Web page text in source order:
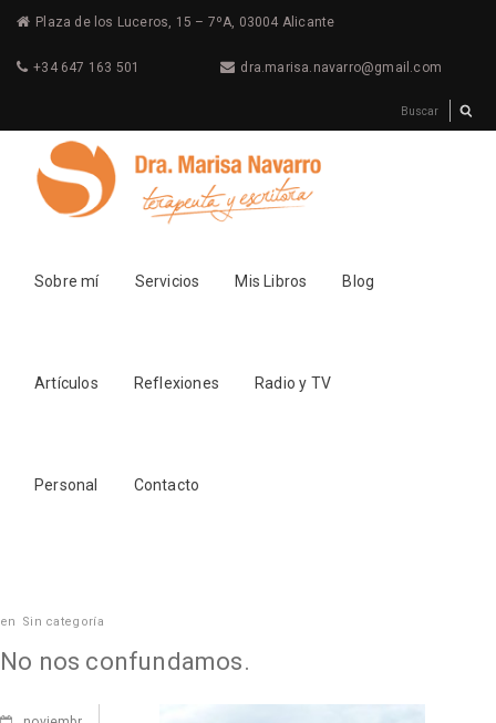
Plaza de los Luceros, 15 – 7ºA, 03004 Alicante
+34 647 163 501 dra.marisa.navarro@gmail.com
Sobre mí Servicios Mis Libros Blog
Artículos Reflexiones Radio y TV
Personal Contacto
en Sin categoría
No nos confundamos.